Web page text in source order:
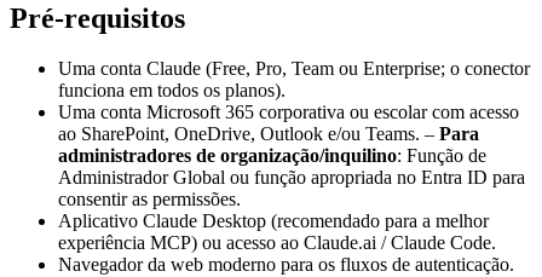
Pré-requisitos
Uma conta Claude (Free, Pro, Team ou Enterprise; o conector
funciona em todos os planos).
Uma conta Microsoft 365 corporativa ou escolar com acesso
ao SharePoint, OneDrive, Outlook e/ou Teams. – Para
administradores de organização/inquilino: Função de
Administrador Global ou função apropriada no Entra ID para
consentir as permissões.
Aplicativo Claude Desktop (recomendado para a melhor
experiência MCP) ou acesso ao Claude.ai / Claude Code.
Navegador da web moderno para os fluxos de autenticação.